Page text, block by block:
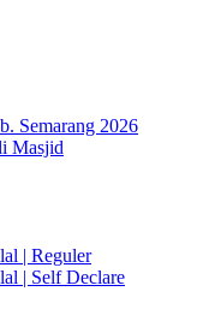
Semarang 2026
Masjid
| Reguler
| Self Declare